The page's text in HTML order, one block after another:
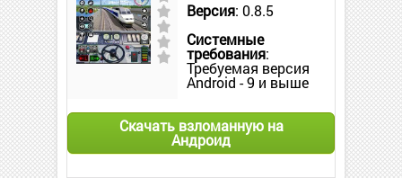
Версия: 0.8.5
Системные
требования:
Требуемая версия
Android - 9 и выше
Скачать взломанную на
Андроид